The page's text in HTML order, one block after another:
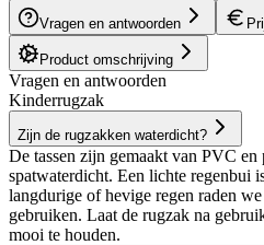
Vragen en antwoorden
Product omschrijving
Vragen en antwoorden
Kinderrugzak
Zijn de rugzakken waterdicht?
De tassen zijn gemaakt van PVC
spatwaterdicht. Een lichte regenbui
langdurige of hevige regen raden we
gebruiken. Laat de rugzak na
mooi te houden.